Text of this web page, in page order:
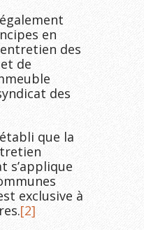
en
des
de
des
que la
s’applique
exclusive à
[2]